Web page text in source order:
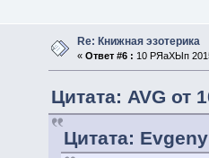
Re: Книжная эзотерика
« Ответ #6 : 10 РЯаХЫп
Цитата: AVG от
Цитата: